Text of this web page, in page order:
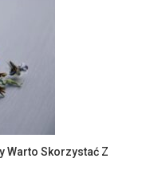
Warto Skorzystać Z